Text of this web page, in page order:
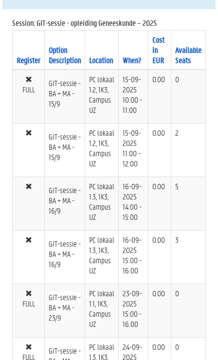
Session: GIT-sessie - opleiding Geneeskunde – 2025
Register
Option
Description
Location When?
Cost
in
EUR
Available
Seats
FULL
GIT-sessie -
BA + MA -
15/9
PC lokaal
1.2, 1K3,
Campus
UZ
15-09-
2025
10:00 -
11:00
0.00 0
GIT-sessie -
BA + MA -
15/9
PC lokaal
1.2, 1K3,
Campus
UZ
15-09-
2025
11:00 -
12:00
0.00 2
GIT-sessie -
BA + MA -
16/9
PC lokaal
1.3, 1K3,
Campus
UZ
16-09-
2025
14:00 -
15:00
0.00 5
GIT-sessie -
BA + MA -
16/9
PC lokaal
1.3, 1K3,
Campus
UZ
16-09-
2025
15:00 -
16:00
0.00 3
FULL
GIT-sessie -
BA + MA -
23/9
PC lokaal
1.1, 1K3,
Campus
UZ
23-09-
2025
15:00 -
16:00
0.00 0
FULL
GIT-sessie -
PC lokaal
1.3, 1K3,
24-09-
2025
0.00 0